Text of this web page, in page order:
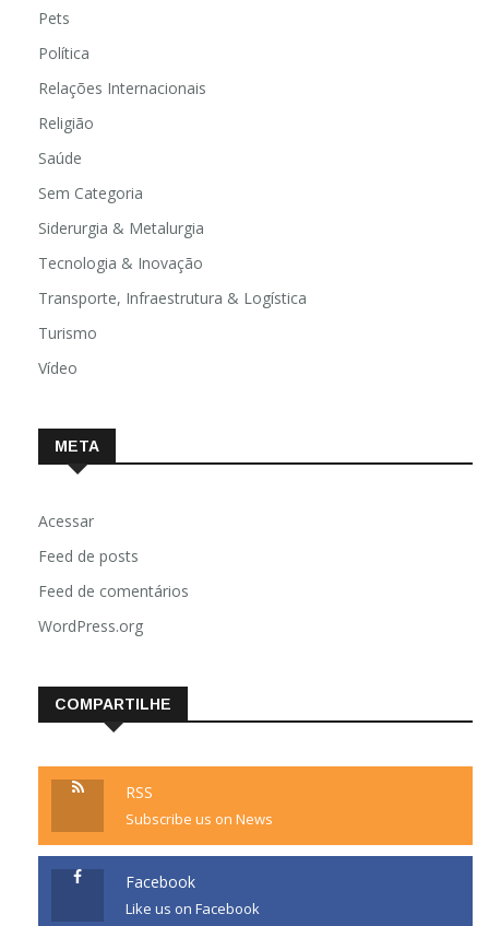
Pets
Política
Relações Internacionais
Religião
Saúde
Sem Categoria
Siderurgia & Metalurgia
Tecnologia & Inovação
Transporte, Infraestrutura & Logística
Turismo
Vídeo
META
Acessar
Feed de posts
Feed de comentários
WordPress.org
COMPARTILHE
RSS
Subscribe us on News
Facebook
Like us on Facebook